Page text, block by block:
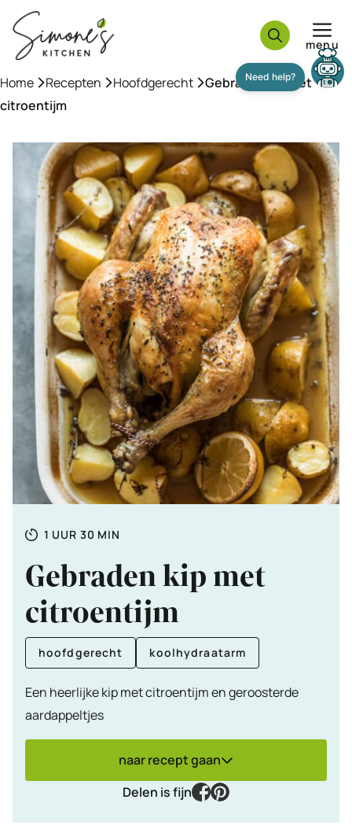
naar
inhoud
menu
Home »Recepten »Hoofdgerecht »Gebraden kip met
citroentijm
Totale
1 UUR
UUR 30 MINUTEN
MIN
Gebraden kip met
citroentijm
hoofdgerecht koolhydraatarm
Een heerlijke kip met citroentijm en geroosterde
aardappeltjes
naar recept gaan
Delen is fijn
facebook
pinterest